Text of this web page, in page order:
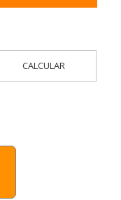
CALCULAR